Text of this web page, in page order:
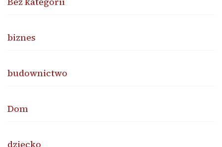
biznes
budownictwo
Dom
dziecko